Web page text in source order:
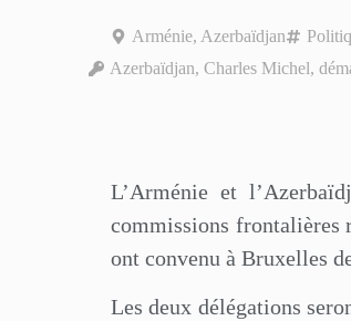
Arménie, Azerbaïdjan
Azerbaïdjan, Charles Michel,
L’Arménie et
commissions frontalières
ont convenu à Bruxelles
Les deux délégations